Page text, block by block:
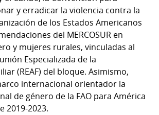
y erradicar la violencia contra la
de los Estados Americanos
del MERCOSUR en
y mujeres rurales, vinculadas al
Especializada de la
(REAF) del bloque. Asimismo,
internacional orientador la
de género de la FAO para América
2019-2023.